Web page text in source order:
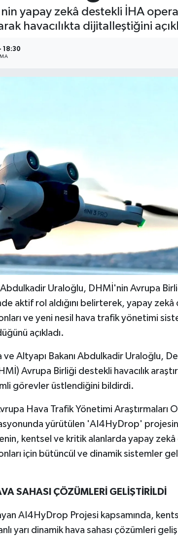
yapay zekâ destekli İHA
havacılıkta dijitalleştiğini
18:30
Abdulkadir Uraloğlu, DHMİ'nin Avrupa
aktif rol aldığını belirterek, yapay zekâ
ve yeni nesil hava trafik yönetimi
açıkladı.
ve Altyapı Bakanı Abdulkadir Uraloğlu,
Avrupa Birliği destekli havacılık
görevler üstlendiğini bildirdi.
Hava Trafik Yönetimi Araştırmaları
yürütülen 'AI4HyDrop'
kentsel ve kritik alanlarda yapay
için bütüncül ve dinamik sistemler
SAHASI ÇÖZÜMLERİ GELİŞTİRİLDİ
AI4HyDrop Projesi kapsamında,
yarı dinamik hava sahası çözümleri